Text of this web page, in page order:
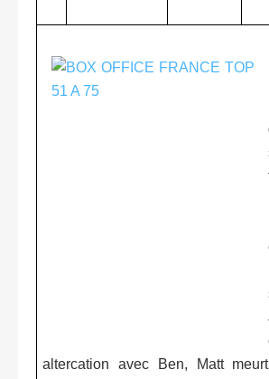
altercation avec Ben, Matt